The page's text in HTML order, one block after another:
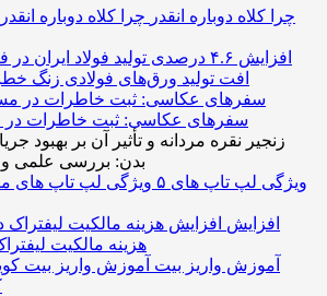
چرا کلاه دوباره انقدر
افت تولید ورق‌های فولادی زنگ
سفرهای عکاسی: ثبت خاطرات در
زنجیر نقره مردانه و تأثیر آن بر بهبود
بدن: بررسی علمی و
۵ ویژگی لپ تاپ های
افزایش
هزینه مالکیت لیفتراک
آموزش واریز بیت